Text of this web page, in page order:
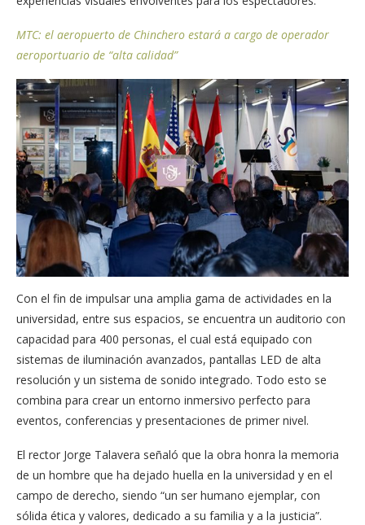
MTC: el aeropuerto de Chinchero estará a cargo de operador
aeroportuario de “alta calidad”
Con el fin de impulsar una amplia gama de actividades en la
universidad, entre sus espacios, se encuentra un auditorio con
capacidad para 400 personas, el cual está equipado con
sistemas de iluminación avanzados, pantallas LED de alta
resolución y un sistema de sonido integrado. Todo esto se
combina para crear un entorno inmersivo perfecto para
eventos, conferencias y presentaciones de primer nivel.
El rector Jorge Talavera señaló que la obra honra la memoria
de un hombre que ha dejado huella en la universidad y en el
campo de derecho, siendo “un ser humano ejemplar, con
sólida ética y valores, dedicado a su familia y a la justicia”.